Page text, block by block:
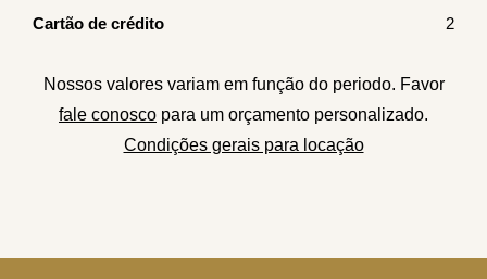
Cartão de crédito
2
Nossos valores variam em função do periodo. Favor
fale conosco para um orçamento personalizado.
Condições gerais para locação